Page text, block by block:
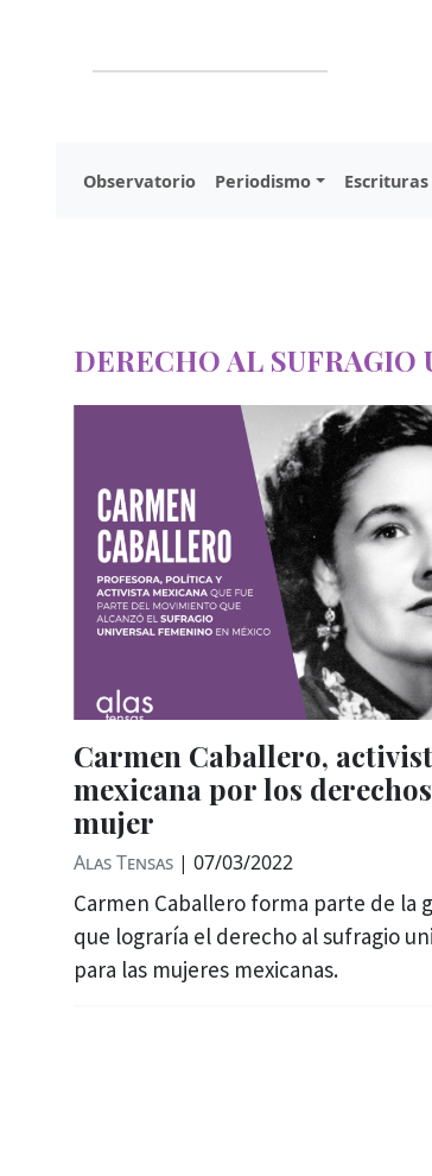
Observatorio Periodismo Escrituras
DERECHO AL SUFRAGIO
Carmen Caballero,
mexicana por los
mujer
Alas Tensas | 07/03/2022
Carmen Caballero forma parte de la
que lograría el derecho al sufragio
para las mujeres mexicanas.